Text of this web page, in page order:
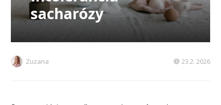
sacharózy
Zuzana 23.2. 2026